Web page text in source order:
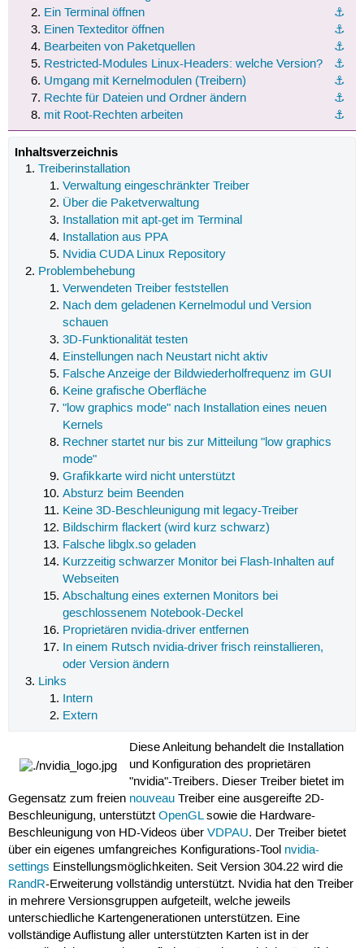
⚓︎
Ein Terminal öffnen
⚓︎
Einen Texteditor öffnen
⚓︎
Bearbeiten von Paketquellen
⚓︎
Restricted-Modules Linux-Headers: welche Version?
⚓︎
Umgang mit Kernelmodulen (Treibern)
⚓︎
Rechte für Dateien und Ordner ändern
⚓︎
mit Root-Rechten arbeiten
Inhaltsverzeichnis
Treiberinstallation
Verwaltung eingeschränkter Treiber
Über die Paketverwaltung
Installation mit apt-get im Terminal
Installation aus PPA
Nvidia CUDA Linux Repository
Problembehebung
Verwendeten Treiber feststellen
Nach dem geladenen Kernelmodul und Version
schauen
3D-Funktionalität testen
Einstellungen nach Neustart nicht aktiv
Falsche Anzeige der Bildwiederholfrequenz im GUI
Keine grafische Oberfläche
"low graphics mode" nach Installation eines neuen
Kernels
Rechner startet nur bis zur Mitteilung "low graphics
mode"
Grafikkarte wird nicht unterstützt
Absturz beim Beenden
Keine 3D-Beschleunigung mit legacy-Treiber
Bildschirm flackert (wird kurz schwarz)
Falsche libglx.so geladen
Kurzzeitig schwarzer Monitor bei Flash-Inhalten auf
Webseiten
Abschaltung eines externen Monitors bei
geschlossenem Notebook-Deckel
Proprietären nvidia-driver entfernen
In einem Rutsch nvidia-driver frisch reinstallieren,
oder Version ändern
Links
Intern
Extern
Diese Anleitung behandelt die Installation
und Konfiguration des proprietären
"nvidia"-Treibers. Dieser Treiber bietet im
Gegensatz zum freien nouveauTreiber eine ausgereifte 2D-
Beschleunigung, unterstützt OpenGLsowie die Hardware-
Beschleunigung von HD-Videos über VDPAU. Der Treiber bietet
über ein eigenes umfangreiches Konfigurations-Tool nvidia-
settings Einstellungsmöglichkeiten. Seit Version 304.22 wird die
RandR-Erweiterung vollständig unterstützt. Nvidia hat den Treiber
in mehrere Versionsgruppen aufgeteilt, welche jeweils
unterschiedliche Kartengenerationen unterstützen. Eine
vollständige Auflistung aller unterstützten Karten ist in der